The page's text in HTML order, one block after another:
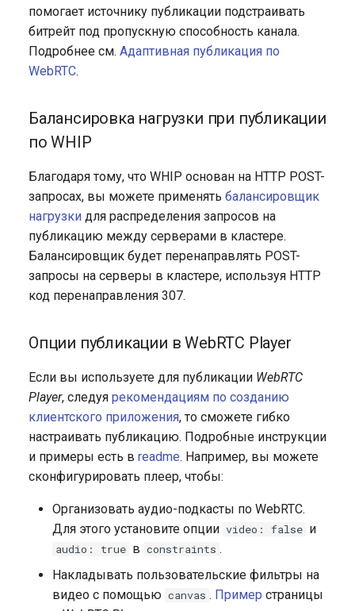
помогает источнику публикации подстраивать
битрейт под пропускную способность канала.
Подробнее см. Адаптивная публикация по
WebRTC.
Балансировка нагрузки при публикации
по WHIP
Благодаря тому, что WHIP основан на HTTP POST-
запросах, вы можете применять балансировщик
нагрузки для распределения запросов на
публикацию между серверами в кластере.
Балансировщик будет перенаправлять POST-
запросы на серверы в кластере, используя HTTP
код перенаправления 307.
Опции публикации в WebRTC Player
Если вы используете для публикации WebRTC
Player, следуя рекомендациям по созданию
клиентского приложения, то сможете гибко
настраивать публикацию. Подробные инструкции
и примеры есть в readme. Например, вы можете
сконфигурировать плеер, чтобы:
Организовать аудио-подкасты по WebRTC.
Для этого установите опции video: false и
audio: true в constraints .
Накладывать пользовательские фильтры на
видео с помощью canvas . Пример страницы